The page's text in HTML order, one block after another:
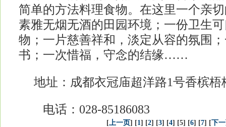
简单的方法料理食物。在这里一个亲
素雅无烟无酒的田园环境；一份卫生
物；一片慈善祥和，淡定从容的氛围
书；一次惜福，守念的结缘……
地址：成都衣冠庙超洋路1号香槟
电话：028-85186083
[上一页] [1] [2] [3] [4] [5] [6] [7] [下